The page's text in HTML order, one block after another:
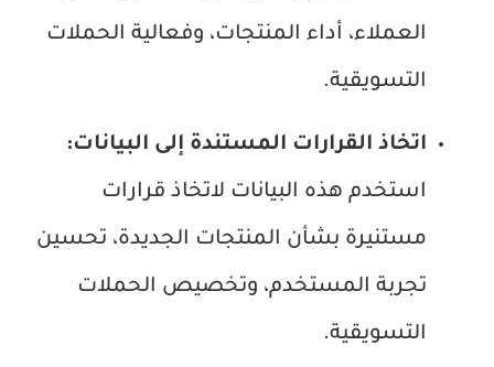
العملاء، أداء المنتجات، وفعالية الحملات
التسويقية.
اتخاذ القرارات المستندة إلى البيانات:
استخدم هذه البيانات لاتخاذ قرارات
مستنيرة بشأن المنتجات الجديدة، تحسين
تجربة المستخدم، وتخصيص الحملات
التسويقية.